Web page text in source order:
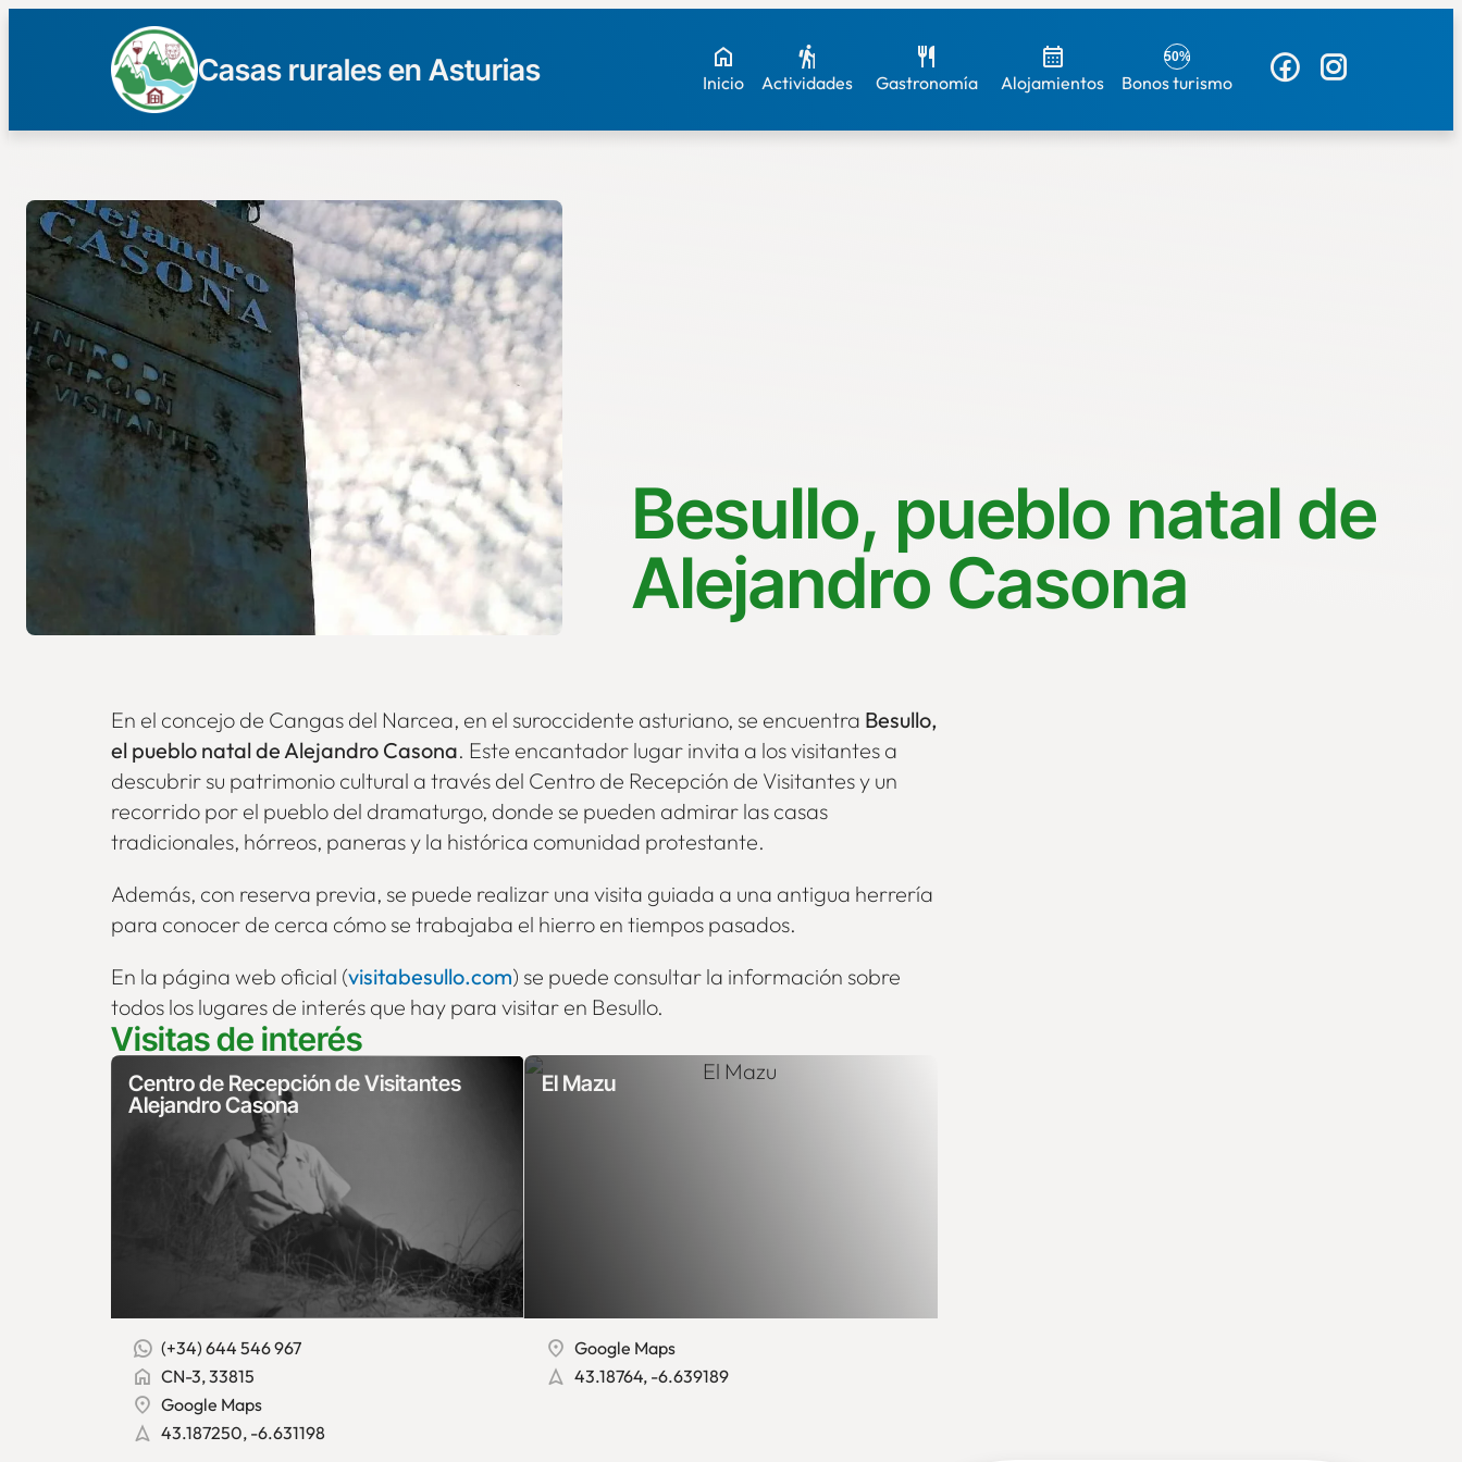
Casas rurales en Asturias Inicio Actividades Gastronomía Alojamientos
50%
Bonos turismo
Besullo, pueblo natal de
Alejandro Casona
En el concejo de Cangas del Narcea, en el suroccidente asturiano, se encuentra Besullo,
el pueblo natal de Alejandro Casona. Este encantador lugar invita a los visitantes a
descubrir su patrimonio cultural a través del Centro de Recepción de Visitantes y un
recorrido por el pueblo del dramaturgo, donde se pueden admirar las casas
tradicionales, hórreos, paneras y la histórica comunidad protestante.
Además, con reserva previa, se puede realizar una visita guiada a una antigua herrería
para conocer de cerca cómo se trabajaba el hierro en tiempos pasados.
En la página web oficial (visitabesullo.com) se puede consultar la información sobre
todos los lugares de interés que hay para visitar en Besullo.
Visitas de interés
Centro de Recepción de Visitantes
Alejandro Casona
(+34) 644 546 967
CN-3, 33815
Google Maps
43.187250, -6.631198
El Mazu
Google Maps
43.18764, -6.639189